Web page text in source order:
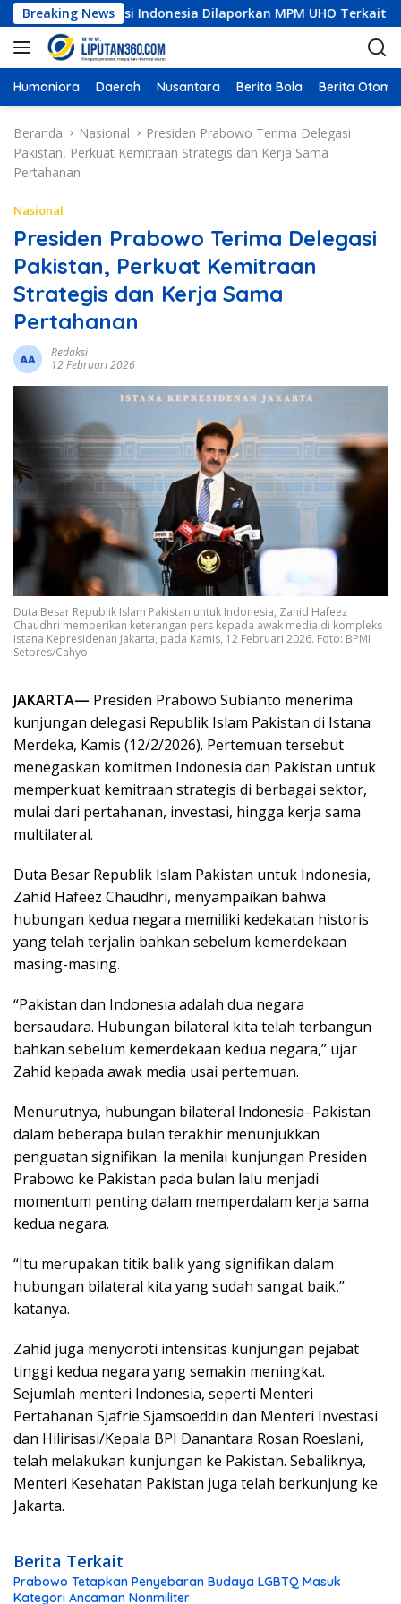
a
g
u
Breaking News
Konstruksi Indonesia Dilaporkan MPM UHO Terkait Dugaan
Humaniora Daerah Nusantara Berita Bola Berita
Beranda Nasional
Presiden Prabowo Terima Delegasi
Pakistan, Perkuat Kemitraan Strategis dan Kerja Sama
Pertahanan
Nasional
Presiden Prabowo Terima Delegasi
Pakistan, Perkuat Kemitraan
Strategis dan Kerja Sama
Pertahanan
Redaksi
12 Februari 2026
Duta Besar Republik Islam Pakistan untuk Indonesia, Zahid Hafeez
Chaudhri memberikan keterangan pers kepada awak media di kompleks
Istana Kepresidenan Jakarta, pada Kamis, 12 Februari 2026. Foto: BPMI
Setpres/Cahyo
JAKARTA— Presiden Prabowo Subianto menerima
kunjungan delegasi Republik Islam Pakistan di Istana
Merdeka, Kamis (12/2/2026). Pertemuan tersebut
menegaskan komitmen Indonesia dan Pakistan untuk
memperkuat kemitraan strategis di berbagai sektor,
mulai dari pertahanan, investasi, hingga kerja sama
multilateral.
Duta Besar Republik Islam Pakistan untuk Indonesia,
Zahid Hafeez Chaudhri, menyampaikan bahwa
hubungan kedua negara memiliki kedekatan historis
yang telah terjalin bahkan sebelum kemerdekaan
masing-masing.
“Pakistan dan Indonesia adalah dua negara
bersaudara. Hubungan bilateral kita telah terbangun
bahkan sebelum kemerdekaan kedua negara,” ujar
Zahid kepada awak media usai pertemuan.
Menurutnya, hubungan bilateral Indonesia–Pakistan
dalam beberapa bulan terakhir menunjukkan
penguatan signifikan. Ia menilai kunjungan Presiden
Prabowo ke Pakistan pada bulan lalu menjadi
momentum penting dalam memperdalam kerja sama
kedua negara.
“Itu merupakan titik balik yang signifikan dalam
hubungan bilateral kita yang sudah sangat baik,”
katanya.
Zahid juga menyoroti intensitas kunjungan pejabat
tinggi kedua negara yang semakin meningkat.
Sejumlah menteri Indonesia, seperti Menteri
Pertahanan Sjafrie Sjamsoeddin dan Menteri Investasi
dan Hilirisasi/Kepala BPI Danantara Rosan Roeslani,
telah melakukan kunjungan ke Pakistan. Sebaliknya,
Menteri Kesehatan Pakistan juga telah berkunjung ke
Jakarta.
Berita Terkait
Prabowo Tetapkan Penyebaran Budaya LGBTQ Masuk
Kategori Ancaman Nonmiliter